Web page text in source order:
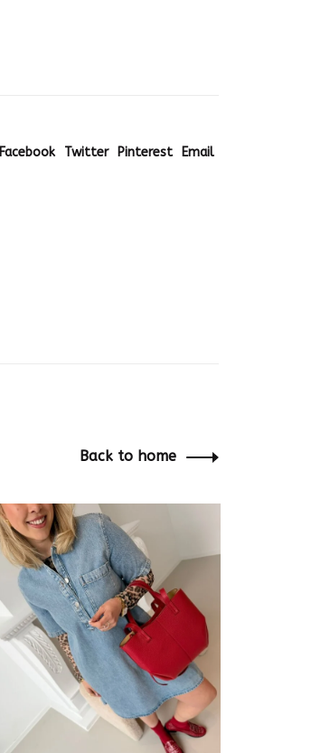
Facebook Twitter Pinterest Email
Back to home